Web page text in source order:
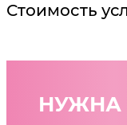
Стоимость
НУЖНА